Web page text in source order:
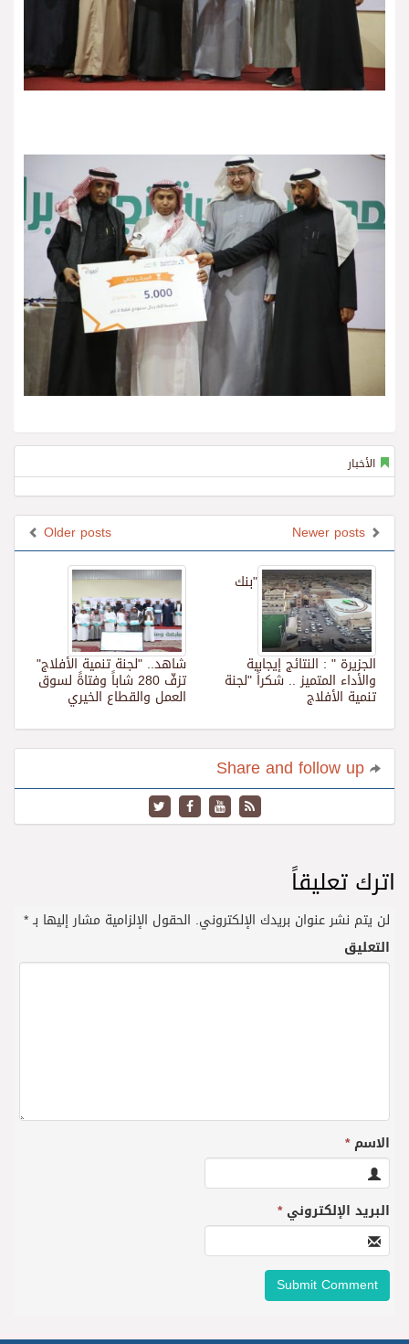
الأخبار
Older posts
شاهد.. "لجنة تنمية الأفلاج"
تزفّ 280 شاباً وفتاةً لسوق
العمل والقطاع الخيري
"بنك
الجزيرة " : النتائج إيجابية
والأداء المتميز .. شكراً "لجنة
تنمية الأفلاج
اترك تعليقاً
لن يتم نشر عنوان بريدك الإلكتروني. الحقول الإلزامية مشار إليها بـ*
التعليق
الاسم*
البريد الإلكتروني*